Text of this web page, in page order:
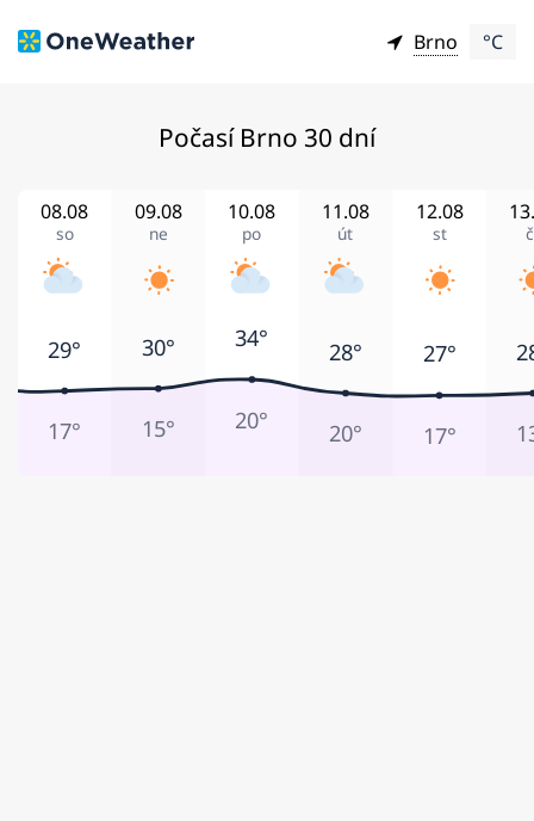
Brno °C
Počasí Brno 30 dní
so
08.08
ne
09.08
po
10.08
út
11.08
st
12.08
29°
17°
30°
15°
34°
20°
28°
20°
27°
17°